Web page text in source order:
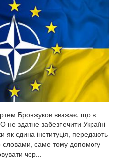
Бронжуков вважає, що в
здатне забезпечити Україні
як єдина інституція, передають
словами, саме тому допомогу
чер...